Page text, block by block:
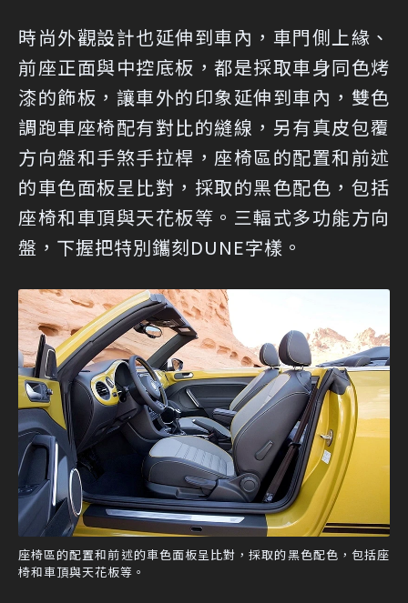
時尚外觀設計也延伸到車內，車門側上緣、
前座正面與中控底板，都是採取車身同色烤
漆的飾板，讓車外的印象延伸到車內，雙色
調跑車座椅配有對比的縫線，另有真皮包覆
方向盤和手煞手拉桿，座椅區的配置和前述
的車色面板呈比對，採取的黑色配色，包括
座椅和車頂與天花板等。三輻式多功能方向
盤，下握把特別鑴刻DUNE字樣。
座椅區的配置和前述的車色面板呈比對，採取的黑色配色，包括座
椅和車頂與天花板等。